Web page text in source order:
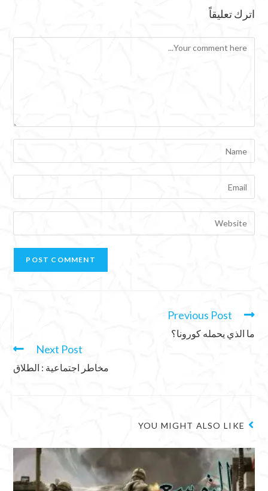
اترك تعليقاً
Previous Post
ما الذي يحمله كورونا؟
Next Post
مخاطر اجتماعية : الطلاق
YOU MIGHT ALSO LIKE